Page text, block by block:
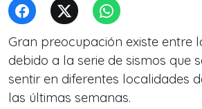
Gran preocupación existe entre
debido a la serie de sismos que
sentir en diferentes localidades
las últimas semanas.